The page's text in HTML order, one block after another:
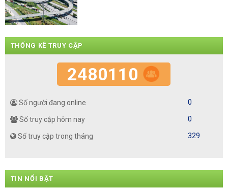
THỐNG KÊ TRUY CẬP
2480110
Số người đang online 0
Số truy cập hôm nay 0
Số truy cập trong tháng 329
TIN NỔI BẬT